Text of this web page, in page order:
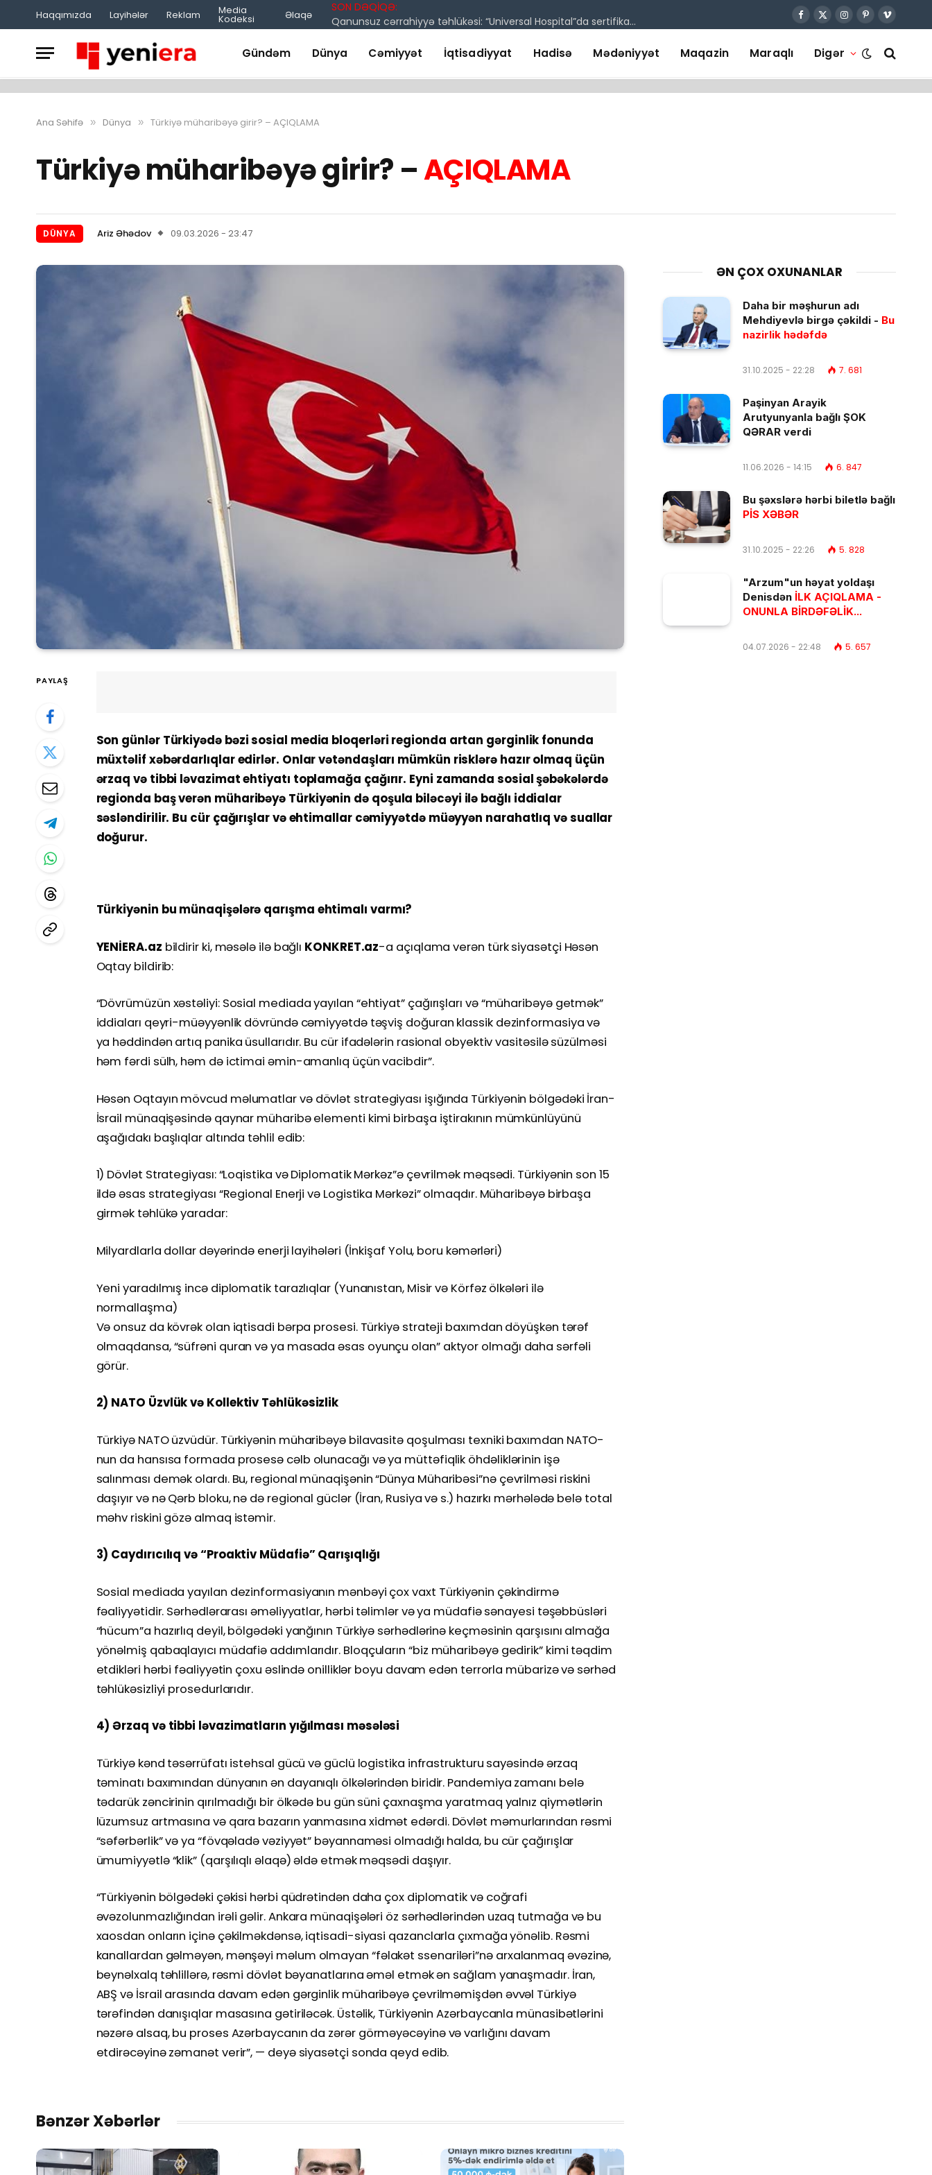
Haqqımızda Layihələr Reklam Media
Kodeksi Əlaqə
SON DƏQİQƏ:
Qanunsuz cərrahiyyə təhlükəsi: “Universal Hospital”da sertifikatsız həkim skandalı
Facebook
X
Instagram
Pinterest
Vimeo
Gündəm Dünya Cəmiyyət İqtisadiyyat Hadisə Mədəniyyət Maqazin Maraqlı Digər
Ana Səhifə » Dünya » Türkiyə müharibəyə girir? – AÇIQLAMA
Türkiyə müharibəyə girir? –AÇIQLAMA
DÜNYA Ariz Əhədov 09.03.2026 - 23:47
PAYLAŞ
Son günlər Türkiyədə bəzi sosial media bloqerləri regionda artan gərginlik fonunda
müxtəlif xəbərdarlıqlar edirlər. Onlar vətəndaşları mümkün risklərə hazır olmaq üçün
ərzaq və tibbi ləvazimat ehtiyatı toplamağa çağırır. Eyni zamanda sosial şəbəkələrdə
regionda baş verən müharibəyə Türkiyənin də qoşula biləcəyi ilə bağlı iddialar
səsləndirilir. Bu cür çağırışlar və ehtimallar cəmiyyətdə müəyyən narahatlıq və suallar
doğurur.
Türkiyənin bu münaqişələrə qarışma ehtimalı varmı?
YENİERA.az bildirir ki, məsələ ilə bağlı KONKRET.az-a açıqlama verən türk siyasətçi Həsən
Oqtay bildirib:
“Dövrümüzün xəstəliyi: Sosial mediada yayılan “ehtiyat” çağırışları və “müharibəyə getmək”
iddiaları qeyri-müəyyənlik dövründə cəmiyyətdə təşviş doğuran klassik dezinformasiya və
ya həddindən artıq panika üsullarıdır. Bu cür ifadələrin rasional obyektiv vasitəsilə süzülməsi
həm fərdi sülh, həm də ictimai əmin-amanlıq üçün vacibdir”.
Həsən Oqtayın mövcud məlumatlar və dövlət strategiyası işığında Türkiyənin bölgədəki İran-
İsrail münaqişəsində qaynar müharibə elementi kimi birbaşa iştirakının mümkünlüyünü
aşağıdakı başlıqlar altında təhlil edib:
1) Dövlət Strategiyası: “Loqistika və Diplomatik Mərkəz”ə çevrilmək məqsədi. Türkiyənin son 15
ildə əsas strategiyası “Regional Enerji və Logistika Mərkəzi” olmaqdır. Müharibəyə birbaşa
girmək təhlükə yaradar:
Milyardlarla dollar dəyərində enerji layihələri (İnkişaf Yolu, boru kəmərləri)
Yeni yaradılmış incə diplomatik tarazlıqlar (Yunanıstan, Misir və Körfəz ölkələri ilə
normallaşma)
Və onsuz da kövrək olan iqtisadi bərpa prosesi. Türkiyə strateji baxımdan döyüşkən tərəf
olmaqdansa, “süfrəni quran və ya masada əsas oyunçu olan” aktyor olmağı daha sərfəli
görür.
2) NATO Üzvlük və Kollektiv Təhlükəsizlik
Türkiyə NATO üzvüdür. Türkiyənin müharibəyə bilavasitə qoşulması texniki baxımdan NATO-
nun da hansısa formada prosesə cəlb olunacağı və ya müttəfiqlik öhdəliklərinin işə
salınması demək olardı. Bu, regional münaqişənin “Dünya Müharibəsi”nə çevrilməsi riskini
daşıyır və nə Qərb bloku, nə də regional güclər (İran, Rusiya və s.) hazırkı mərhələdə belə total
məhv riskini gözə almaq istəmir.
3) Caydırıcılıq və “Proaktiv Müdafiə” Qarışıqlığı
Sosial mediada yayılan dezinformasiyanın mənbəyi çox vaxt Türkiyənin çəkindirmə
fəaliyyətidir. Sərhədlərarası əməliyyatlar, hərbi təlimlər və ya müdafiə sənayesi təşəbbüsləri
“hücum”a hazırlıq deyil, bölgədəki yanğının Türkiyə sərhədlərinə keçməsinin qarşısını almağa
yönəlmiş qabaqlayıcı müdafiə addımlarıdır. Bloqçuların “biz müharibəyə gedirik” kimi təqdim
etdikləri hərbi fəaliyyətin çoxu əslində onilliklər boyu davam edən terrorla mübarizə və sərhəd
təhlükəsizliyi prosedurlarıdır.
4) Ərzaq və tibbi ləvazimatların yığılması məsələsi
Türkiyə kənd təsərrüfatı istehsal gücü və güclü logistika infrastrukturu sayəsində ərzaq
təminatı baxımından dünyanın ən dayanıqlı ölkələrindən biridir. Pandemiya zamanı belə
tədarük zəncirinin qırılmadığı bir ölkədə bu gün süni çaxnaşma yaratmaq yalnız qiymətlərin
lüzumsuz artmasına və qara bazarın yanmasına xidmət edərdi. Dövlət məmurlarından rəsmi
“səfərbərlik” və ya “fövqəladə vəziyyət” bəyannaməsi olmadığı halda, bu cür çağırışlar
ümumiyyətlə “klik” (qarşılıqlı əlaqə) əldə etmək məqsədi daşıyır.
“Türkiyənin bölgədəki çəkisi hərbi qüdrətindən daha çox diplomatik və coğrafi
əvəzolunmazlığından irəli gəlir. Ankara münaqişələri öz sərhədlərindən uzaq tutmağa və bu
xaosdan onların içinə çəkilməkdənsə, iqtisadi-siyasi qazanclarla çıxmağa yönəlib. Rəsmi
kanallardan gəlməyən, mənşəyi məlum olmayan “fəlakət ssenariləri”nə arxalanmaq əvəzinə,
beynəlxalq təhlillərə, rəsmi dövlət bəyanatlarına əməl etmək ən sağlam yanaşmadır. İran,
ABŞ və İsrail arasında davam edən gərginlik müharibəyə çevrilməmişdən əvvəl Türkiyə
tərəfindən danışıqlar masasına gətiriləcək. Üstəlik, Türkiyənin Azərbaycanla münasibətlərini
nəzərə alsaq, bu proses Azərbaycanın da zərər görməyəcəyinə və varlığını davam
etdirəcəyinə zəmanət verir”, — deyə siyasətçi sonda qeyd edib.
Bənzər Xəbərlər
ƏN ÇOX OXUNANLAR
Daha bir məşhurun adı
Mehdiyevlə birgə çəkildi - Bu
nazirlik hədəfdə
31.10.2025 - 22:28 7. 681
Paşinyan Arayik
Arutyunyanla bağlı ŞOK
QƏRAR verdi
11.06.2026 - 14:15 6. 847
Bu şəxslərə hərbi biletlə bağlı
PİS XƏBƏR
31.10.2025 - 22:26 5. 828
"Arzum"un həyat yoldaşı
Denisdən İLK AÇIQLAMA -
ONUNLA BİRDƏFƏLİK...
04.07.2026 - 22:48 5. 657